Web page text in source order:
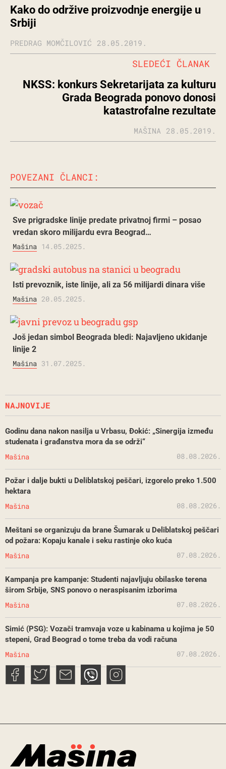
Kako do održive proizvodnje energije u
Srbiji
PREDRAG MOMČILOVIĆ 28.05.2019.
NKSS: konkurs Sekretarijata za kulturu
Grada Beograda ponovo donosi
katastrofalne rezultate
SLEDEĆI ČLANAK
MAŠINA 28.05.2019.
POVEZANI ČLANCI:
Sve prigradske linije predate privatnoj firmi – posao
vredan skoro milijardu evra Beograd…
Mašina 14.05.2025.
Isti prevoznik, iste linije, ali za 56 milijardi dinara više
Mašina 20.05.2025.
Još jedan simbol Beograda bledi: Najavljeno ukidanje
linije 2
Mašina 31.07.2025.
NAJNOVIJE
Godinu dana nakon nasilja u Vrbasu, Đokić: „Sinergija između
studenata i građanstva mora da se održi“
Mašina 08.08.2026.
Požar i dalje bukti u Deliblatskoj peščari, izgorelo preko 1.500
hektara
Mašina 08.08.2026.
Meštani se organizuju da brane Šumarak u Deliblatskoj peščari
od požara: Kopaju kanale i seku rastinje oko kuća
Mašina 07.08.2026.
Kampanja pre kampanje: Studenti najavljuju obilaske terena
širom Srbije, SNS ponovo o neraspisanim izborima
Mašina 07.08.2026.
Simić (PSG): Vozači tramvaja voze u kabinama u kojima je 50
stepeni, Grad Beograd o tome treba da vodi računa
Mašina 07.08.2026.